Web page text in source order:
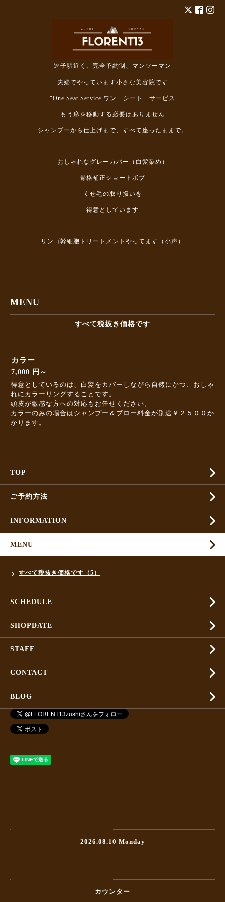
逗子駅近く、完全予約制、マンツーマン
夫婦でやっています小さな美容院です
"One Seat Service ワン シート サービス
もう席を移動する必要はありません
シャンプーから仕上げまで、すべて座ったままで。
おしゃれなグレーカバー（白髪染め）
骨格補正ショートボブ
くせ毛の取り扱いを
得意としています
リンゴ幹細胞トリートメントやってます（小声）
MENU
すべて税抜き価格です
カラー
7,000 円～
得意としているのは、白髪をカバーしながら自然にかつ、おしゃ
れにカラーリングすることです。
頭皮が敏感な方への対応もお任せください。
カラーのみの場合はシャンプー＆ブロー料金が別途￥２５００か
かります。
TOP
ご予約方法
INFORMATION
MENU
すべて税抜き価格です（5）
SCHEDULE
SHOPDATE
STAFF
CONTACT
BLOG
2026.08.10 Monday
カウンター